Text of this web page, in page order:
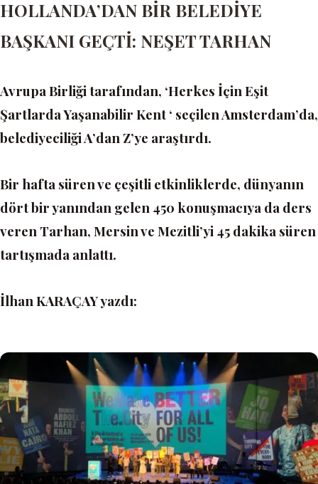
HOLLANDA’DAN BİR BELEDİYE
BAŞKANI GEÇTİ: NEŞET TARHAN
Avrupa Birliği tarafından, ‘Herkes İçin Eşit
Şartlarda Yaşanabilir Kent ‘ seçilen Amsterdam’da,
belediyeciliği A’dan Z’ye araştırdı.
Bir hafta süren ve çeşitli etkinliklerde, dünyanın
dört bir yanından gelen 450 konuşmacıya da ders
veren Tarhan, Mersin ve Mezitli’yi 45 dakika süren
tartışmada anlattı.
İlhan KARAÇAY yazdı: